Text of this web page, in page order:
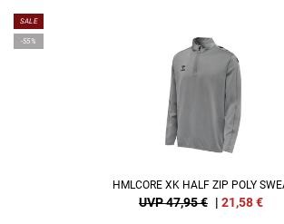
SALE
-55%
HMLCORE XK HALF ZIP POLY
UVP 47,95 € | 21,58€